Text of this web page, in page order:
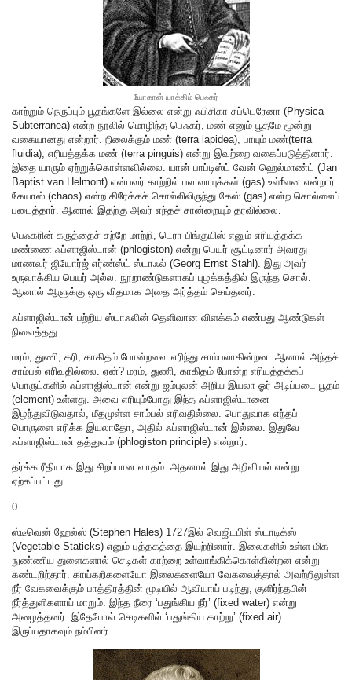
யோகான் யாக்கிம் பெஃகர்
காற்றும் நெருப்பும் பூதங்களே இல்லை என்று ஃபிசிகா சப்டெரேனா (Physica
Subterranea) என்ற நூலில் மொழிந்த பெஃகர், மண் எனும் பூதமே மூன்று
வகையானது என்றார். நிலைக்கும் மண் (terra lapidea), பாயும் மண்(terra
fluidia), எரியத்தக்க மண் (terra pinguis) என்று இவற்றை வகைப்படுத்தினார்.
இதை யாரும் ஏற்றுக்கொள்ளவில்லை. யான் பாப்டிஸ்ட் வேன் ஹெல்மாண்ட் (Jan
Baptist van Helmont) என்பவர் காற்றில் பல வாயுக்கள் (gas) உள்fளன என்றார்.
கேயாஸ் (chaos) என்ற கிரேக்கச் சொல்லிலிருந்து கேஸ் (gas) என்ற சொல்லைப்
படைத்தார். ஆனால் இதற்கு அவர் எந்தச் சான்றையும் தரவில்லை.
பெஃகரின் கருத்தைச் சற்றே மாற்றி, டெரா பிங்குயிஸ் எனும் எரியத்தக்க
மண்ணை ஃப்ளாஜிஸ்டான் (phlogiston) என்று பெயர் சூட்டினார் அவரது
மாணவர் ஜியோர்ஜ் எர்ண்ஸ்ட் ஸ்டாஃல் (Georg Ernst Stahl). இது அவர்
உருவாக்கிய பெயர் அல்ல. நூறாண்டுகளாகப் புழக்கத்தில் இருந்த சொல்.
ஆனால் ஆளுக்கு ஒரு விதமாக அதை அர்த்தம் செய்தனர்.
ஃப்ளாஜிஸ்டான் பற்றிய ஸ்டாஃலின் தெளிவான விளக்கம் எண்பது ஆண்டுகள்
நிலைத்தது.
மரம், துணி, கரி, காகிதம் போன்றவை எரிந்து சாம்பலாகின்றன. ஆனால் அந்தச்
சாம்பல் எரிவதில்லை. ஏன்? மரம், துணி, காகிதம் போன்ற எரியத்தக்கப்
பொருட்களில் ஃப்ளாஜிஸ்டான் என்று ஐம்புலன் அறிய இயலா ஓர் அடிப்படை பூதம்
(element) உள்ளது. அவை எரியும்போது இந்த ஃப்ளாஜிஸ்டானை
இழந்துவிடுவதால், மீதமுள்ள சாம்பல் எரிவதில்லை. பொதுவாக எந்தப்
பொருளை எரிக்க இயலாதோ, அதில் ஃப்ளாஜிஸ்டான் இல்லை. இதுவே
ஃப்ளாஜிஸ்டான் தத்துவம் (phlogiston principle) என்றார்.
தர்க்க ரீதியாக இது சிறப்பான வாதம். அதனால் இது அறிவியல் என்று
ஏற்கப்பட்டது.
0
ஸ்டீவென் ஹேல்ஸ் (Stephen Hales) 1727இல் வெஜிடபிள் ஸ்டாடிக்ஸ்
(Vegetable Staticks) எனும் புத்தகத்தை இயற்றினார். இலைகளில் உள்ள மிக
நுண்ணிய துளைகளால் செடிகள் காற்றை உள்வாங்கிக்கொள்கின்றன என்று
கண்டறிந்தார். காய்கறிகளையோ இலைகளையோ வேகவைத்தால் அவற்றிலுள்ள
நீர் வேகவைக்கும் பாத்திரத்தின் மூடியில் ஆவியாய் படிந்து, குளிர்ந்தபின்
நீர்த்துளிகளாய் மாறும். இந்த நீரை ‘பதுங்கிய நீர்’ (fixed water) என்று
அழைத்தனர். இதேபோல் செடிகளில் ‘பதுங்கிய காற்று’ (fixed air)
இருப்பதாகவும் நம்பினர்.